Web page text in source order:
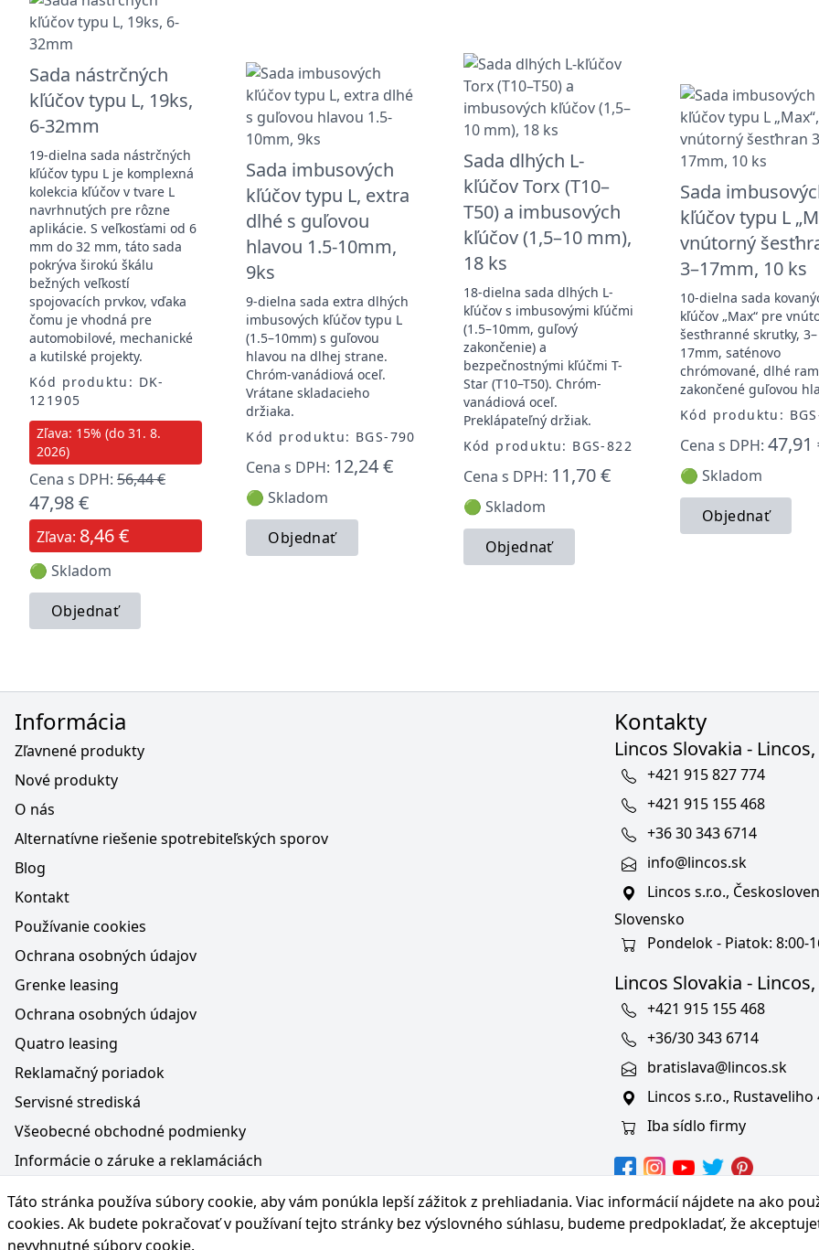
Sada nástrčných
kľúčov typu L, 19ks,
6-32mm
19-dielna sada nástrčných
kľúčov typu L je komplexná
kolekcia kľúčov v tvare L
navrhnutých pre rôzne
aplikácie. S veľkosťami od 6
mm do 32 mm, táto sada
pokrýva širokú škálu
bežných veľkostí
spojovacích prvkov, vďaka
čomu je vhodná pre
automobilové, mechanické
a kutilské projekty.
Kód produktu: DK-
121905
Zľava: 15% (do 31. 8.
2026)
Cena s DPH: 56,44 €
47,98 €
Zľava: 8,46 €
🟢 Skladom
Objednať
Sada imbusových
kľúčov typu L, extra
dlhé s guľovou
hlavou 1.5-10mm,
9ks
9-dielna sada extra dlhých
imbusových kľúčov typu L
(1.5–10mm) s guľovou
hlavou na dlhej strane.
Chróm-vanádiová oceľ.
Vrátane skladacieho
držiaka.
Kód produktu: BGS-790
Cena s DPH: 12,24 €
🟢 Skladom
Objednať
Sada dlhých L-
kľúčov Torx (T10–
T50) a imbusových
kľúčov (1,5–10 mm),
18 ks
18-dielna sada dlhých L-
kľúčov s imbusovými kľúčmi
(1.5–10mm, guľový
zakončenie) a
bezpečnostnými kľúčmi T-
Star (T10–T50). Chróm-
vanádiová oceľ.
Preklápateľný držiak.
Kód produktu: BGS-822
Cena s DPH: 11,70 €
🟢 Skladom
Objednať
Sada
kľúčov typu L
vnútorný
3–17mm, 10 ks
10-dielna sada
kľúčov „Max“ pre
šesťhranné skrutky, 3–
17mm, saténovo
chrómované, dlhé
zakončené guľovou
Kód produktu:
Cena s DPH: 47,91
🟢 Skladom
Objednať
Táto stránka používa súbory cookie, aby vám ponúkla lepší zážitok z prehliadania. Viac informácií nájdete na ako
cookies. Ak budete pokračovať v používaní tejto stránky bez výslovného súhlasu, budeme predpokladať, že
nevyhnutné súbory cookie.
Informácia
Zľavnené produkty
Nové produkty
O nás
Alternatívne riešenie spotrebiteľských sporov
Blog
Kontakt
Používanie cookies
Ochrana osobných údajov
Grenke leasing
Ochrana osobných údajov
Quatro leasing
Reklamačný poriadok
Servisné strediská
Všeobecné obchodné podmienky
Informácie o záruke a reklamáciách
Poučenie o práve na odstúpenie od zmluvy
Kontakty
Lincos Slovakia -
+421 915 827 774
+421 915 155 468
+36 30 343 6714
info@lincos.sk
Lincos s.r.o.,
Slovensko
Pondelok - Piatok: 8:00-
Lincos Slovakia -
+421 915 155 468
+36/30 343 6714
bratislava@lincos.sk
Lincos s.r.o.,
Iba sídlo firmy